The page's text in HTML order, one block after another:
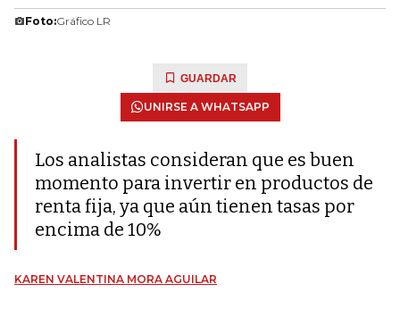
Foto:Gráfico LR
GUARDAR
UNIRSE A WHATSAPP
Los analistas consideran que es buen
momento para invertir en productos de
renta fija, ya que aún tienen tasas por
encima de 10%
KAREN VALENTINA MORA AGUILAR